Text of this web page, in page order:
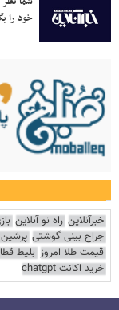
خود را
خبرآنلاین راه نو آنلاین
جراح بینی گوشتی
قیمت طلا امروز بلیط
خرید اکانت chatgpt